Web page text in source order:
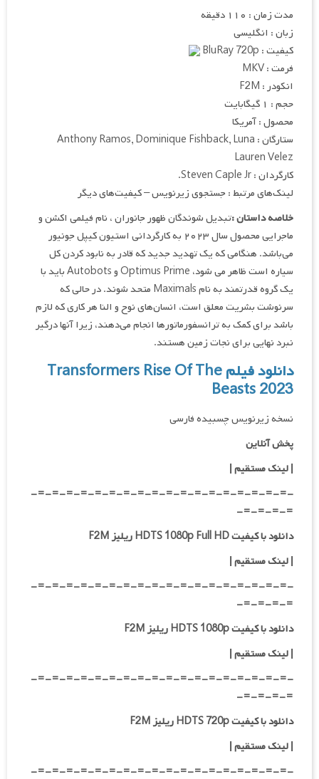
مدت زمان : ۱۱۰ دقیقه
زبان : انگلیسی
کیفیت : BluRay 720p
فرمت : MKV
انکودر : F2M
حجم : ۱ گیگابایت
محصول : آمریکا
ستارگان : Anthony Ramos, Dominique Fishback, Luna
Lauren Velez
کارگردان : Steven Caple Jr.
لینک‌های مرتبط : جستجوی زیرنویس – کیفیت‌های دیگر
خلاصه داستان :تبدیل شوندگان ظهور جانوران ، نام فیلمی اکشن و
ماجرایی محصول سال ۲۰۲۳ به کارگردانی استیون کیپل جونیور
می‌باشد. هنگامی که یک تهدید جدید که قادر به نابود کردن کل
سیاره است ظاهر می شود، Optimus Prime و Autobots باید با
یک گروه قدرتمند به نام Maximals متحد شوند. در حالی که
سرنوشت بشریت معلق است، انسان‌های نوح و النا هر کاری که لازم
باشد برای کمک به ترانسفورماتورها انجام می‌دهند، زیرا آنها درگیر
نبرد نهایی برای نجات زمین هستند.
دانلود فیلم Transformers Rise Of The
Beasts 2023
نسخه زیرنویس چسبیده فارسی
پخش آنلاین
| لینک مستقیم|
-=-=-=-=-=-=-=-=-=-=-=-=-=-=-=-=-=-=-
=-=-=-=-
دانلود با کیفیت HDTS 1080p Full HD ریلیز F2M
|لینک مستقیم|
-=-=-=-=-=-=-=-=-=-=-=-=-=-=-=-=-=-=-
=-=-=-=-
دانلود با کیفیت HDTS 1080p ریلیز F2M
|لینک مستقیم|
-=-=-=-=-=-=-=-=-=-=-=-=-=-=-=-=-=-=-
=-=-=-=-
دانلود با کیفیت HDTS 720p ریلیز F2M
| لینک مستقیم|
-=-=-=-=-=-=-=-=-=-=-=-=-=-=-=-=-=-=-